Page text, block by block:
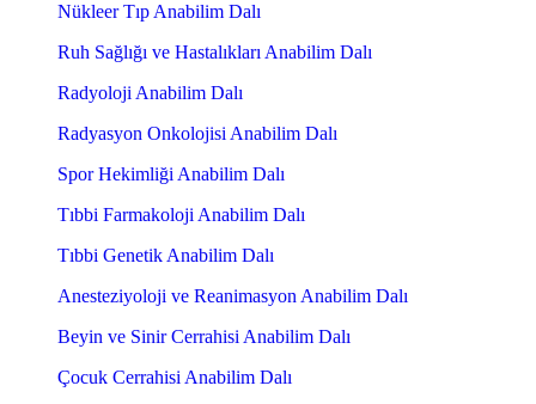
Nükleer Tıp Anabilim Dalı
Ruh Sağlığı ve Hastalıkları Anabilim Dalı
Radyoloji Anabilim Dalı
Radyasyon Onkolojisi Anabilim Dalı
Spor Hekimliği Anabilim Dalı
Tıbbi Farmakoloji Anabilim Dalı
Tıbbi Genetik Anabilim Dalı
Anesteziyoloji ve Reanimasyon Anabilim Dalı
Beyin ve Sinir Cerrahisi Anabilim Dalı
Çocuk Cerrahisi Anabilim Dalı